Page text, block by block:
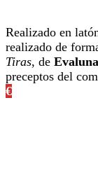
Realizado en
realizado de
Tiras, de Evaluna
preceptos del
€